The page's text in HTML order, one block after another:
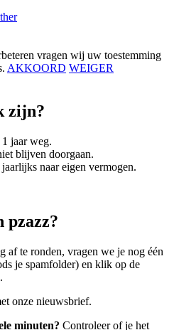
vragen wij uw toestemming
AKKOORD WEIGER
zijn?
jaar weg.
blijven doorgaan.
naar eigen vermogen.
pzazz?
af te ronden, vragen we je nog één
je spamfolder) en klik op de
onze nieuwsbrief.
minuten? Controleer of je het